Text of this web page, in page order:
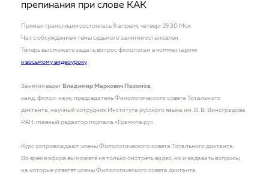
препинания при слове КАК
Прямая трансляция состоялась 9 апреля, четверг 19.30 Мск.
Чат с обсуждением темы седьмого занятия остановлен.
Теперь вы сможете задать вопрос филологам в комментариях
к восьмому видеоуроку.
Занятия ведет Владимир Маркович Пахомов,
канд. филол. наук, председатель Филологического совета Тотального
диктанта, научный сотрудник Института русского языка им. В. В. Виноградова
РАН, главный редактор портала «Грамота.ру».
Курс сопровождают члены Филологического совета Тотального диктанта.
Во время эфира вы можете не только смотреть видео, но и задавать вопросы,
на которые ответят члены Филологического совета диктанта.